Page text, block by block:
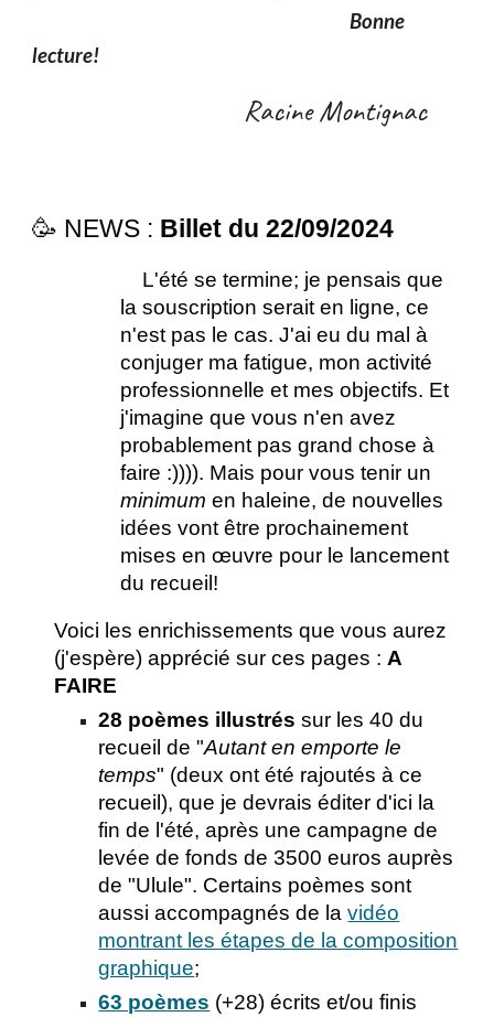
Bonne
lecture!
Racine Montignac
🥳 NEWS : Billet du 22/09/2024
L'été se termine; je pensais que
la souscription serait en ligne, ce
n'est pas le cas. J'ai eu du mal à
conjuger ma fatigue, mon activité
professionnelle et mes objectifs. Et
j'imagine que vous n'en avez
probablement pas grand chose à
faire :)))). Mais pour vous tenir un
minimumen haleine, de nouvelles
idées vont être prochainement
mises en œuvre pour le lancement
du recueil!
Voici les enrichissements que vous aurez
(j'espère) apprécié sur ces pages : A
FAIRE
28 poèmes illustrés sur les 40 du
recueil de "Autant en emporte le
temps" (deux ont été rajoutés à ce
recueil), que je devrais éditer d'ici la
fin de l'été, après une campagne de
levée de fonds de 3500 euros auprès
de "Ulule". Certains poèmes sont
aussi accompagnés de lavidéo
montrant les étapes de la composition
graphique;
63 poèmes (+28) écrits et/ou finis